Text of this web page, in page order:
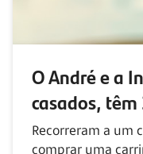
O André e a
casados, têm
Recorreram a um
comprar uma